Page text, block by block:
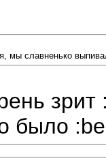
мы славненько
было